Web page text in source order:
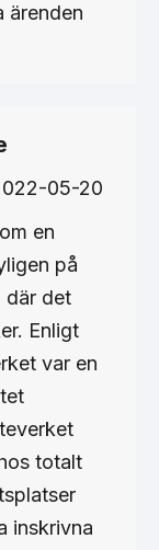
ärenden
05-20
en
på
där det
Enligt
var en
totalt
inskrivna